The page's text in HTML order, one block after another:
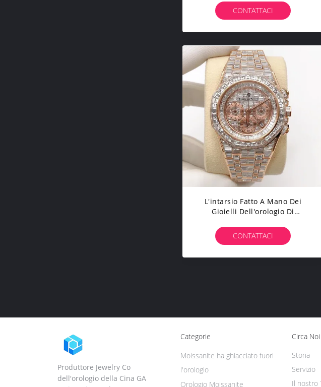
CONTATTACI
L'intarsio Fatto A Mano Dei
Gioielli Dell'orologio Di
Verso L'esterno L'acciaio
Inossidabile Di Moissanite
CONTATTACI
Produttore Jewelry Co
dell'orologio della Cina GA
Categorie
Moissanite ha ghiacciato fuori
l'orologio
Orologio Moissanite
Circa Noi
Storia
Servizio
Il nostro